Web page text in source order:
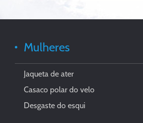
Mulheres
Jaqueta de ater
Casaco polar do velo
Desgaste do esqui